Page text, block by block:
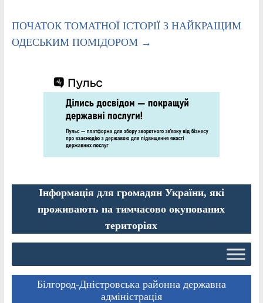
ПОЧАТОК ТОМАТНОЇ ІСТОРІЇ З НАЙКРАЩИМ
ОДЕСЬКИМ ПОМІДОРОМ →
Інформація для громадян України, які
проживають на тимчасово окупованих
територіях
Білгород-Дністровська районна державна
адміністрація